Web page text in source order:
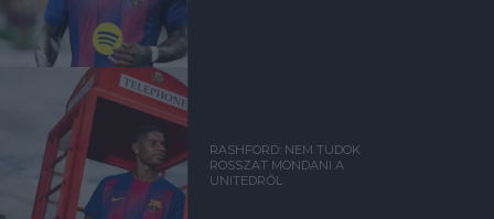
RASHFORD: NEM TUDOK
ROSSZAT MONDANI A
UNITEDRŐL